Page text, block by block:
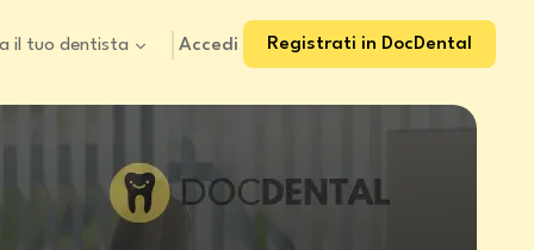
il tuo dentista Accedi Registrati in DocDental